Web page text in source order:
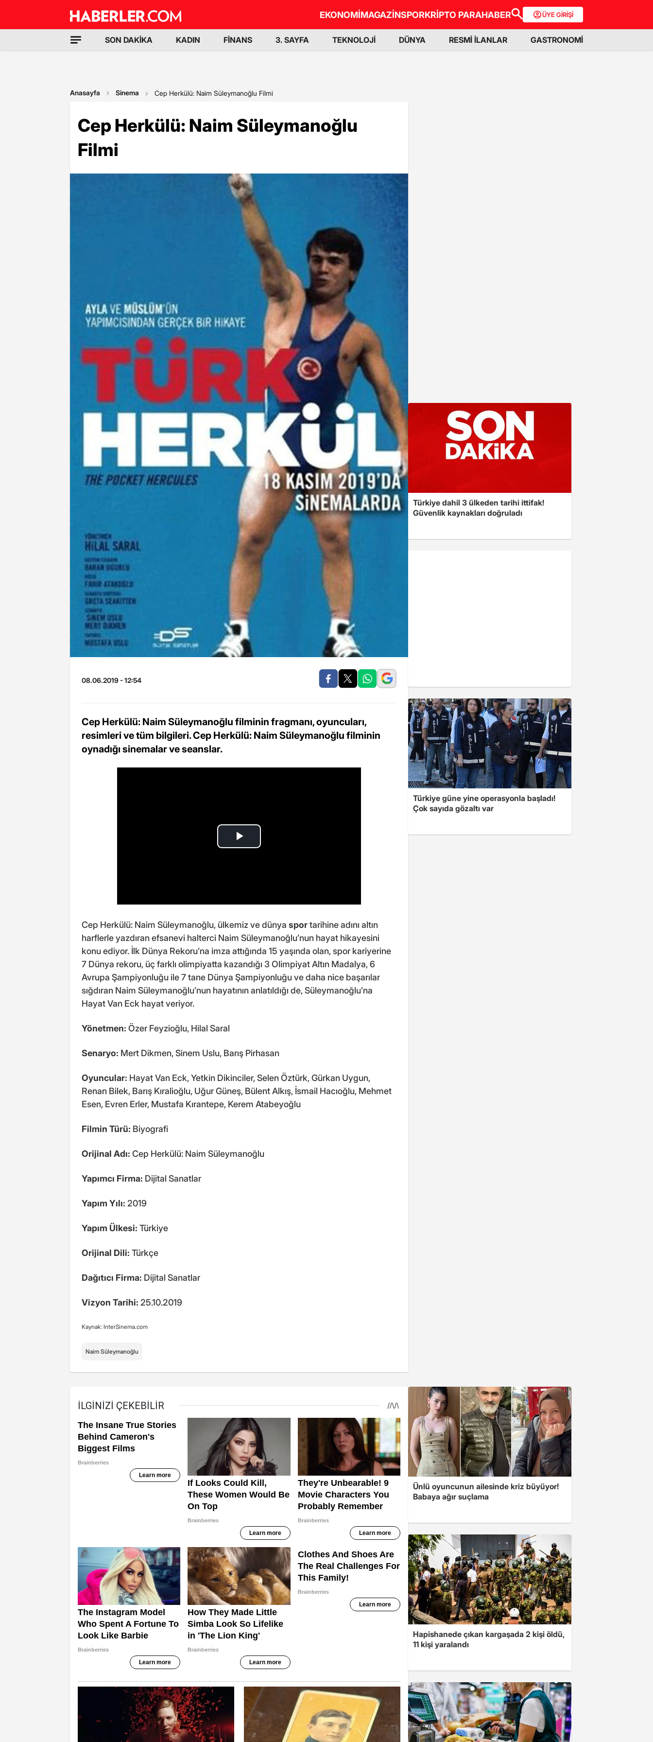
EKONOMİMAGAZİNSPORKRİPTO PARAHABER ÜYE GİRİŞİ
SON DAKİKA KADIN FİNANS 3. SAYFA TEKNOLOJİ DÜNYA RESMİ İLANLAR GASTRONOMİ
Anasayfa Sinema Cep Herkülü: Naim Süleymanoğlu Filmi
Cep Herkülü: Naim Süleymanoğlu
Filmi
08.06.2019 - 12:54
Cep Herkülü: Naim Süleymanoğlu filminin fragmanı, oyuncuları,
resimleri ve tüm bilgileri. Cep Herkülü: Naim Süleymanoğlu filminin
oynadığı sinemalar ve seanslar.
Cep Herkülü: Naim Süleymanoğlu, ülkemiz ve dünya sportarihine adını altın
harflerle yazdıran efsanevi halterci Naim Süleymanoğlu’nun hayat hikayesini
konu ediyor. İlk Dünya Rekoru’na imza attığında 15 yaşında olan, spor kariyerine
7 Dünya rekoru, üç farklı olimpiyatta kazandığı 3 Olimpiyat Altın Madalya, 6
Avrupa Şampiyonluğu ile 7 tane Dünya Şampiyonluğu ve daha nice başarılar
sığdıran Naim Süleymanoğlu’nun hayatının anlatıldığı de, Süleymanoğlu’na
Hayat Van Eck hayat veriyor.
Yönetmen: Özer Feyzioğlu, Hilal Saral
Senaryo: Mert Dikmen, Sinem Uslu, Barış Pirhasan
Oyuncular: Hayat Van Eck, Yetkin Dikinciler, Selen Öztürk, Gürkan Uygun,
Renan Bilek, Barış Kıralioğlu, Uğur Güneş, Bülent Alkış, İsmail Hacıoğlu, Mehmet
Esen, Evren Erler, Mustafa Kırantepe, Kerem Atabeyoğlu
Filmin Türü: Biyografi
Orijinal Adı: Cep Herkülü: Naim Süleymanoğlu
Yapımcı Firma: Dijital Sanatlar
Yapım Yılı: 2019
Yapım Ülkesi: Türkiye
Orijinal Dili: Türkçe
Dağıtıcı Firma: Dijital Sanatlar
Vizyon Tarihi: 25.10.2019
Kaynak: InterSinema.com
Naim Süleymanoğlu
Türkiye dahil 3 ülkeden tarihi ittifak!
Güvenlik kaynakları doğruladı
Türkiye güne yine operasyonla başladı!
Çok sayıda gözaltı var
Ünlü oyuncunun ailesinde kriz büyüyor!
Babaya ağır suçlama
Hapishanede çıkan kargaşada 2 kişi öldü,
11 kişi yaralandı